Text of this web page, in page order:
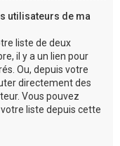
utilisateurs de ma
liste de deux
il y a un lien pour
Ou, depuis votre
directement des
Vous pouvez
liste depuis cette